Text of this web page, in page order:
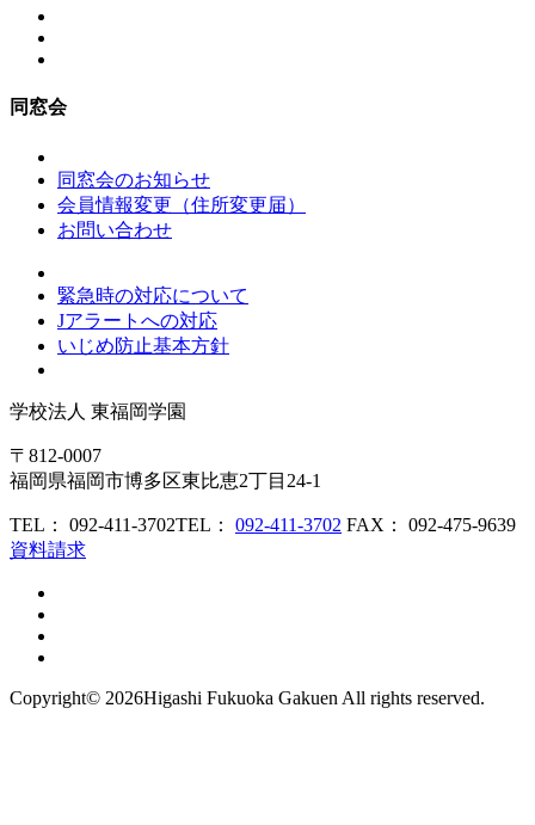
同窓会
同窓会のお知らせ
会員情報変更（住所変更届）
お問い合わせ
緊急時の対応について
Jアラートへの対応
いじめ防止基本方針
学校法人 東福岡学園
〒812-0007
福岡県福岡市博多区東比恵2丁目24-1
TEL： 092-411-3702TEL： 092-411-3702 FAX： 092-475-9639
資料請求
Copyright© 2026Higashi Fukuoka Gakuen All rights reserved.